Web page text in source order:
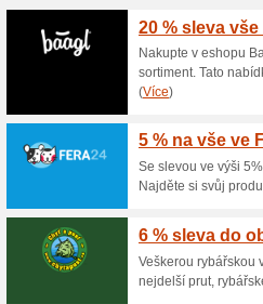
Aktuální
Doprava
100%